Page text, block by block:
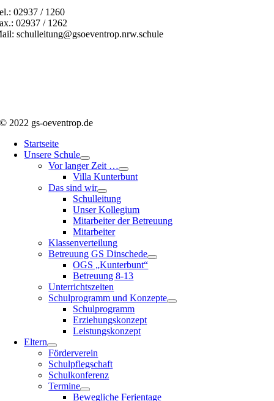
02937 / 1260
02937 / 1262
schulleitung@gsoeventrop.nrw.schule
© 2022 gs-oeventrop.de
Startseite
Unsere Schule
Vor langer Zeit …
Villa Kunterbunt
Das sind wir
Schulleitung
Unser Kollegium
Mitarbeiter der Betreuung
Mitarbeiter
Klassenverteilung
Betreuung GS Dinschede
OGS „Kunterbunt“
Betreuung 8-13
Unterrichtszeiten
Schulprogramm und Konzepte
Schulprogramm
Erziehungskonzept
Leistungskonzept
Eltern
Förderverein
Schulpflegschaft
Schulkonferenz
Termine
Bewegliche Ferientage